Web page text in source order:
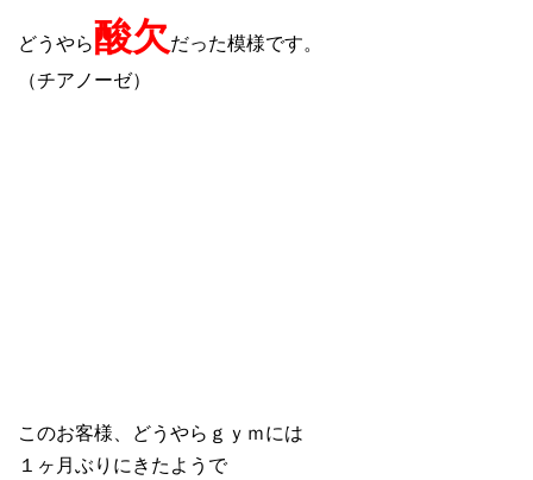
どうやら酸欠だった模様です。
（チアノーゼ）
このお客様、どうやらｇｙｍには
１ヶ月ぶりにきたようで